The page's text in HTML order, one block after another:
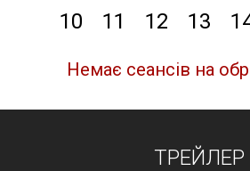
10
11 12 13
Немає сеансів на
ТРЕЙЛЕР